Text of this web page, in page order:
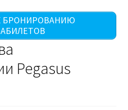
БРОНИРОВАНИЮ
Pegasus